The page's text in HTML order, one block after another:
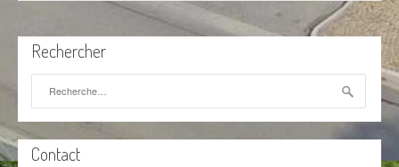
Rechercher
Contact